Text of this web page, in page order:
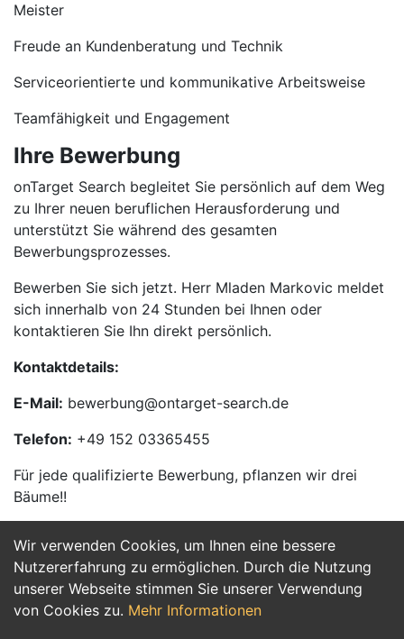
Wir verwenden Cookies, um Ihnen eine bessere
Nutzererfahrung zu ermöglichen. Durch die Nutzung
unserer Webseite stimmen Sie unserer Verwendung
von Cookies zu. Mehr Informationen
Meister
Freude an Kundenberatung und Technik
Serviceorientierte und kommunikative Arbeitsweise
Teamfähigkeit und Engagement
Ihre Bewerbung
onTarget Search begleitet Sie persönlich auf dem Weg
zu Ihrer neuen beruflichen Herausforderung und
unterstützt Sie während des gesamten
Bewerbungsprozesses.
Bewerben Sie sich jetzt. Herr Mladen Markovic meldet
sich innerhalb von 24 Stunden bei Ihnen oder
kontaktieren Sie Ihn direkt persönlich.
Kontaktdetails:
E-Mail: bewerbung@ontarget-search.de
Telefon: +49 152 03365455
Für jede qualifizierte Bewerbung, pflanzen wir drei
Bäume!!
Jetzt Bewerben